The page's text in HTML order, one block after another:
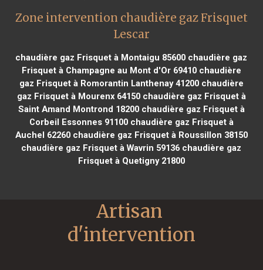
Zone intervention chaudière gaz Frisquet
Lescar
chaudière gaz Frisquet à Montaigu 85600 chaudière gaz
Frisquet à Champagne au Mont d'Or 69410chaudière
gaz Frisquet à Romorantin Lanthenay 41200chaudière
gaz Frisquet à Mourenx 64150chaudière gaz Frisquet à
Saint Amand Montrond 18200chaudière gaz Frisquet à
Corbeil Essonnes 91100chaudière gaz Frisquet à
Auchel 62260chaudière gaz Frisquet à Roussillon 38150
chaudière gaz Frisquet à Wavrin 59136 chaudière gaz
Frisquet à Quetigny 21800
Artisan
d'intervention